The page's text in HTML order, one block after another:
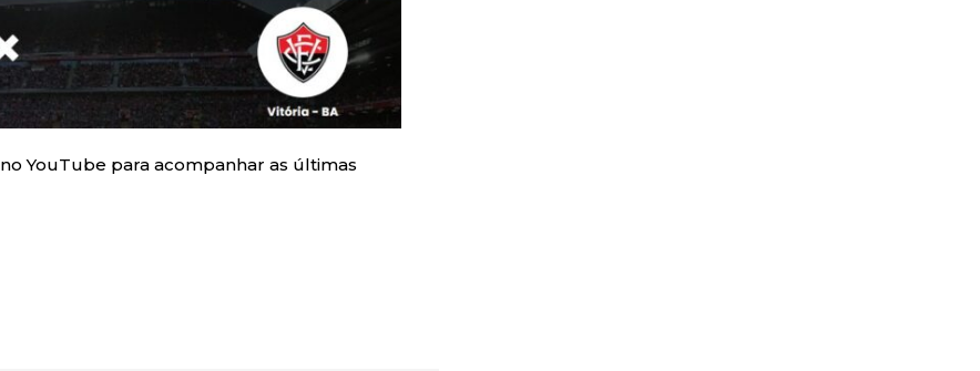
no YouTube para acompanhar as últimas